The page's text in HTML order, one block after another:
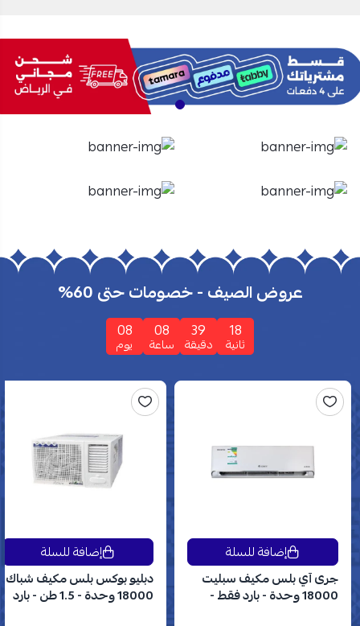
الأفران الشاشات
عروض الصيف - خصومات حتى 60%
17
ثانية
39
دقيقة
08
ساعة
08
يوم
جرى آي بلس مكيف سبليت
18000 وحدة - بارد فقط -
إضافة للسلة
دبليو بوكس بلس مكيف شباك
18000 وحدة - 1.5 طن - بارد
إضافة للسلة